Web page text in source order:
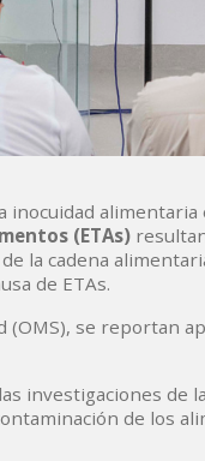
inocuidad
(ETAs)
la cadena
de ETAs.
(OMS), se reportan
investigaciones de
de los